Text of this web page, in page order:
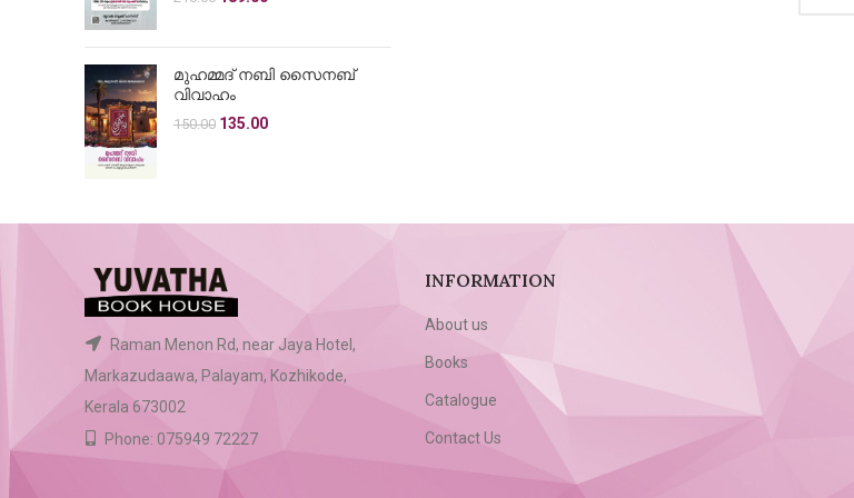
മുഹമ്മദ് നബി സൈനബ്
വിവാഹം
150.00 Original
135.00Current
Raman Menon Rd, near Jaya Hotel,
Markazudaawa, Palayam, Kozhikode,
Kerala 673002
Phone: 075949 72227
INFORMATION
About us
Books
Catalogue
Contact Us